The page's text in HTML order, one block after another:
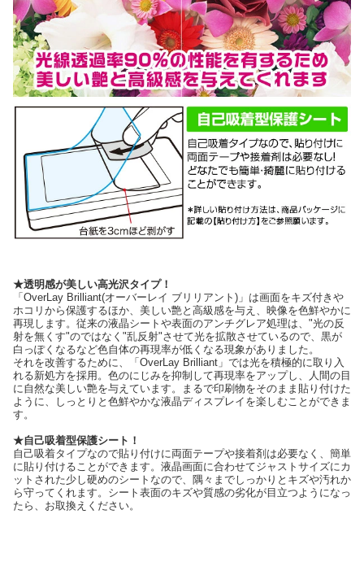
★透明感が美しい高光沢タイプ！
「OverLay Brilliant(オーバーレイ ブリリアント)」は画面をキズ付きや
ホコリから保護するほか、美しい艶と高級感を与え、映像を色鮮やかに
再現します。従来の液晶シートや表面のアンチグレア処理は、"光の反
射を無くす"のではなく"乱反射"させて光を拡散させているので、黒が
白っぽくなるなど色自体の再現率が低くなる現象がありました。
それを改善するために、「OverLay Brilliant」では光を積極的に取り入
れる新処方を採用。色のにじみを抑制して再現率をアップし、人間の目
に自然な美しい艶を与えています。まるで印刷物をそのまま貼り付けた
ように、しっとりと色鮮やかな液晶ディスプレイを楽しむことができま
す。
★自己吸着型保護シート！
自己吸着タイプなので貼り付けに両面テープや接着剤は必要なく、簡単
に貼り付けることができます。液晶画面に合わせてジャストサイズにカ
ットされた少し硬めのシートなので、隅々までしっかりとキズや汚れか
ら守ってくれます。シート表面のキズや質感の劣化が目立つようになっ
たら、お取換えください。